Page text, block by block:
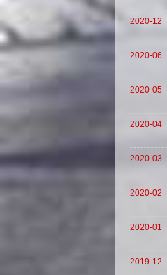
2020-12
2020-06
2020-05
2020-04
2020-03
2020-02
2020-01
2019-12